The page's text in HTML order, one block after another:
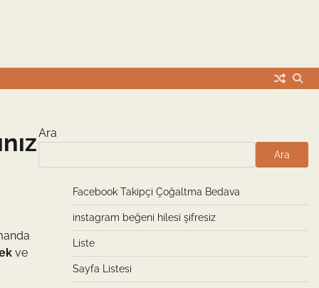
ve
Ara
Ara
Facebook Takipçi Çoğaltma Bedava
instagram beğeni hilesi şifresiz
Liste
Sayfa Listesi